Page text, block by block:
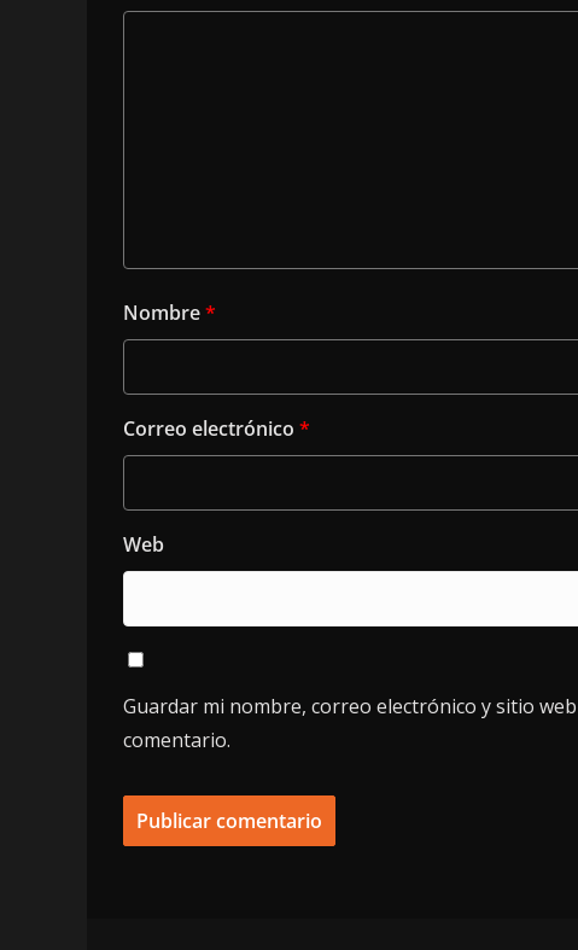
Nombre*
Correo electrónico *
Web
Guardar mi nombre, correo electrónico y sitio
comentario.